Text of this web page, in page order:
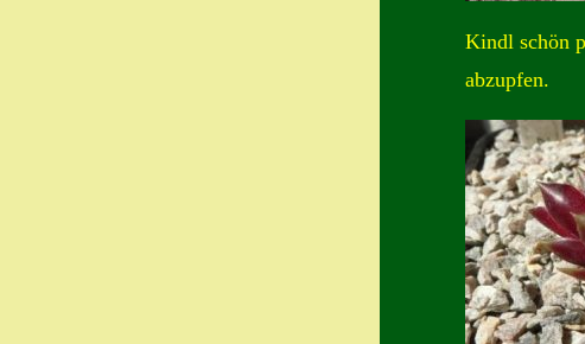
Kindl schön
abzupfen.